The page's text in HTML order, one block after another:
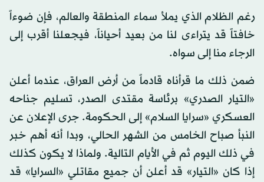
رغم الظلام الذي يملأ سماء المنطقة والعالم، فإن ضوءاً
خافتاً قد يتراءى لنا من بعيد أحياناً، فيجعلنا أقرب إلى
الرجاء منا إلى سواه.
ضمن ذلك ما قرأناه قادماً من أرض العراق، عندما أعلن
«التيار الصدري» برئاسة مقتدى الصدر، تسليم جناحه
العسكري «سرايا السلام» إلى الحكومة. جرى الإعلان عن
النبأ صباح الخامس من الشهر الحالي، وبدا أنه أهم خبر
في ذلك اليوم ثم في الأيام التالية. ولماذا لا يكون كذلك
إذا كان «التيار» قد أعلن أن جميع مقاتلي «السرايا» قد